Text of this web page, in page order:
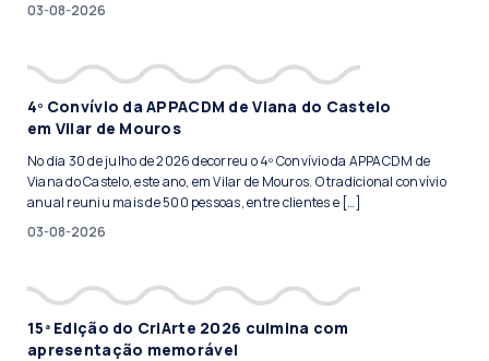
03-08-2026
4º Convívio da APPACDM de Viana do Castelo
em Vilar de Mouros
No dia 30 de julho de 2026 decorreu o 4º Convívio da APPACDM de
Viana do Castelo, este ano, em Vilar de Mouros. O tradicional convívio
anual reuniu mais de 500 pessoas, entre clientes e […]
03-08-2026
15ª Edição do CriArte 2026 culmina com
apresentação memorável